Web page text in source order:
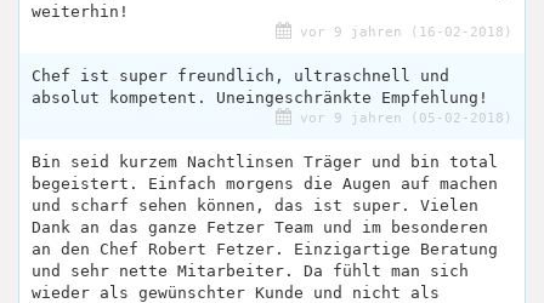
weiterhin!
vor 9 jahren (16-02-2018)
Chef ist super freundlich, ultraschnell und
absolut kompetent. Uneingeschränkte Empfehlung!
vor 9 jahren (05-02-2018)
Bin seid kurzem Nachtlinsen Träger und bin total
begeistert. Einfach morgens die Augen auf machen
und scharf sehen können, das ist super. Vielen
Dank an das ganze Fetzer Team und im besonderen
an den Chef Robert Fetzer. Einzigartige Beratung
und sehr nette Mitarbeiter. Da fühlt man sich
wieder als gewünschter Kunde und nicht als